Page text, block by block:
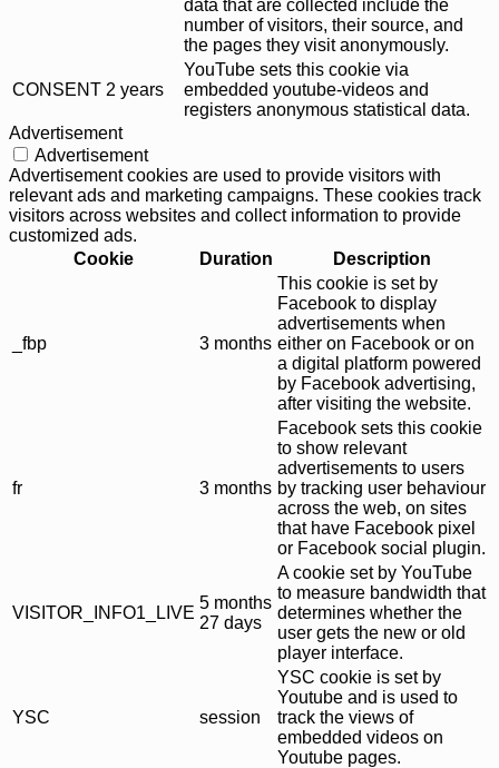
data that are collected include the
number of visitors, their source, and
the pages they visit anonymously.
CONSENT 2 years
YouTube sets this cookie via
embedded youtube-videos and
registers anonymous statistical data.
Advertisement
Advertisement
Advertisement cookies are used to provide visitors with
relevant ads and marketing campaigns. These cookies track
visitors across websites and collect information to provide
customized ads.
Cookie
Duration Description
_fbp 3 months
This cookie is set by
Facebook to display
advertisements when
either on Facebook or on
a digital platform powered
by Facebook advertising,
after visiting the website.
fr 3 months
Facebook sets this cookie
to show relevant
advertisements to users
by tracking user behaviour
across the web, on sites
that have Facebook pixel
or Facebook social plugin.
VISITOR_INFO1_LIVE
5 months
27 days
A cookie set by YouTube
to measure bandwidth that
determines whether the
user gets the new or old
player interface.
YSC session
YSC cookie is set by
Youtube and is used to
track the views of
embedded videos on
Youtube pages.